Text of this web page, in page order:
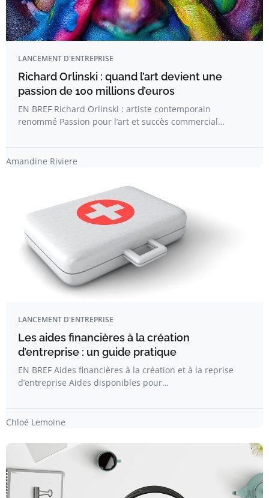
LANCEMENT D'ENTREPRISE
Richard Orlinski : quand l’art devient une
passion de 100 millions d’euros
EN BREF Richard Orlinski : artiste contemporain
renommé Passion pour l’art et succès commercial…
Amandine Riviere
LANCEMENT D'ENTREPRISE
Les aides financières à la création
d’entreprise : un guide pratique
EN BREF Aides financières à la création et à la reprise
d’entreprise Aides disponibles pour…
Chloé Lemoine